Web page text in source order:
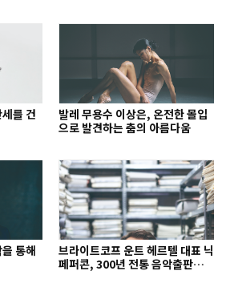
를 건
발레 무용수 이상은, 온전한 몰입
으로 발견하는 춤의 아름다움
통해
브라이트코프 운트 헤르텔 대표 닉
페퍼콘, 300년 전통 음악출판사의